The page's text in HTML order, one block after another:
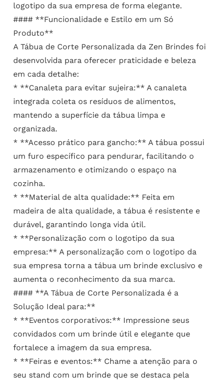
logotipo da sua empresa de forma elegante.
#### **Funcionalidade e Estilo em um Só
Produto**
A Tábua de Corte Personalizada da Zen Brindes foi
desenvolvida para oferecer praticidade e beleza
em cada detalhe:
* **Canaleta para evitar sujeira:** A canaleta
integrada coleta os resíduos de alimentos,
mantendo a superfície da tábua limpa e
organizada.
* **Acesso prático para gancho:** A tábua possui
um furo específico para pendurar, facilitando o
armazenamento e otimizando o espaço na
cozinha.
* **Material de alta qualidade:** Feita em
madeira de alta qualidade, a tábua é resistente e
durável, garantindo longa vida útil.
* **Personalização com o logotipo da sua
empresa:** A personalização com o logotipo da
sua empresa torna a tábua um brinde exclusivo e
aumenta o reconhecimento da sua marca.
#### **A Tábua de Corte Personalizada é a
Solução Ideal para:**
* **Eventos corporativos:** Impressione seus
convidados com um brinde útil e elegante que
fortalece a imagem da sua empresa.
* **Feiras e eventos:** Chame a atenção para o
seu stand com um brinde que se destaca pela